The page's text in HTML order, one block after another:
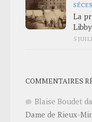
La
5
COMMENTAIRES
Blaise Boudet
Dame de Rieux-